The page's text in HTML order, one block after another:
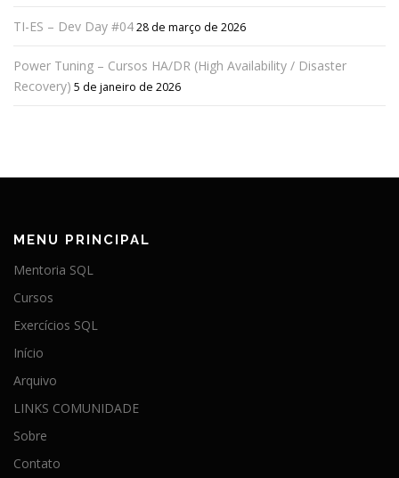
TI-ES – Dev Day #0428 de março de 2026
Power Tuning – Cursos HA/DR (High Availability / Disaster
Recovery) 5 de janeiro de 2026
MENU PRINCIPAL
Mentoria SQL
Cursos
Exercícios SQL
Início
Arquivo
LINKS COMUNIDADE
Sobre
Contato